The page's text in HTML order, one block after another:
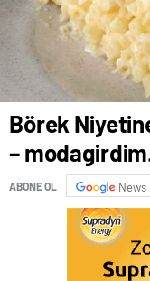
Börek
–
ABONE OL News